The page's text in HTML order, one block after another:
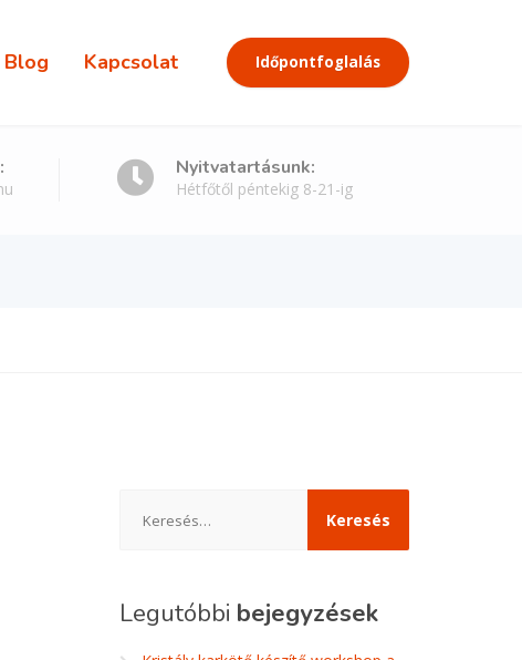
Blog Kapcsolat Időpontfoglalás
Nyitvatartásunk:
Hétfőtől péntekig 8-21-ig
Legutóbbi bejegyzések